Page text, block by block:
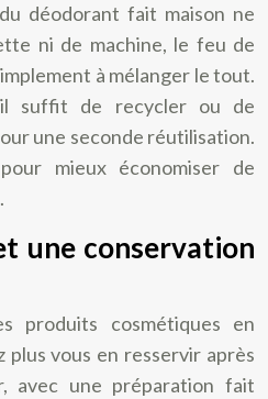
déodorant fait maison ne
ni de machine, le feu de
à mélanger le tout.
il suffit de recycler ou de
une seconde réutilisation.
mieux économiser de
une conservation
produits cosmétiques en
plus vous en resservir après
avec une préparation fait